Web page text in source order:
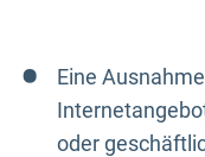
Eine
oder